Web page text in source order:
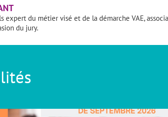
expert du métier visé et de la démarche VAE,
du jury.